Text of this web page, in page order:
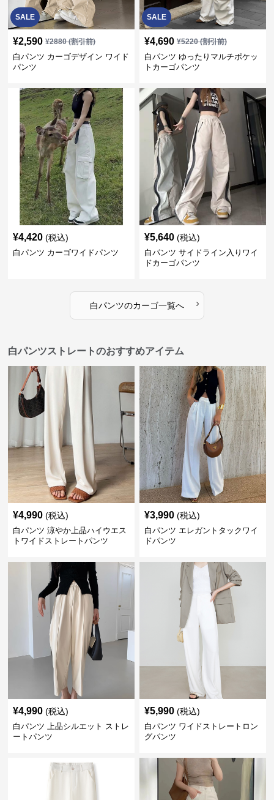
SALE
¥2,590 ¥2880(割引前)
白パンツ カーゴデザイン ワイド
パンツ
SALE
¥4,690 ¥5220(割引前)
白パンツ ゆったりマルチポケッ
トカーゴパンツ
¥4,420 (税込)
白パンツ カーゴワイドパンツ
¥5,640 (税込)
白パンツ サイドライン入りワイ
ドカーゴパンツ
白パンツのカーゴ一覧へ ›
白パンツストレートのおすすめアイテム
¥4,990 (税込)
白パンツ 涼やか上品ハイウエス
トワイドストレートパンツ
¥3,990 (税込)
白パンツ エレガントタックワイ
ドパンツ
¥4,990 (税込)
白パンツ 上品シルエット ストレ
ートパンツ
¥5,990 (税込)
白パンツ ワイドストレートロン
グパンツ